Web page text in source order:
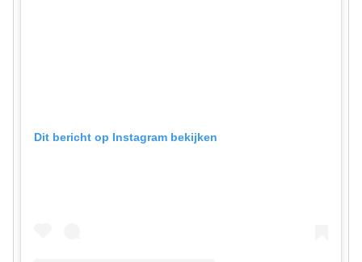
Dit bericht op Instagram bekijken